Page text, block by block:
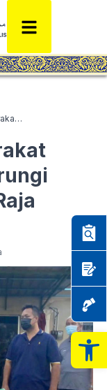
Masa Untuk Masyarakat Bangkit Selepas Harungi Dugaan Covid-19 – Raja Muda Perlis